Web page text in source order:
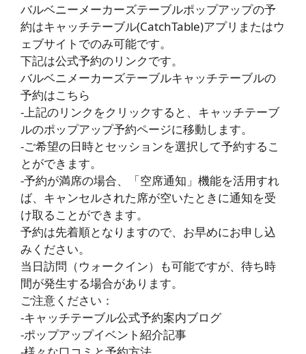
バルベニーメーカーズテーブルポップアップの予
約はキャッチテーブル(CatchTable)アプリまたはウ
ェブサイトでのみ可能です。
下記は公式予約のリンクです。
バルベニメーカーズテーブルキャッチテーブルの
予約はこちら
-上記のリンクをクリックすると、キャッチテーブ
ルのポップアップ予約ページに移動します。
-ご希望の日時とセッションを選択して予約するこ
とができます。
-予約が満席の場合、「空席通知」機能を活用すれ
ば、キャンセルされた席が空いたときに通知を受
け取ることができます。
予約は先着順となりますので、お早めにお申し込
みください。
当日訪問（ウォークイン）も可能ですが、待ち時
間が発生する場合があります。
ご注意ください：
-キャッチテーブル公式予約案内ブログ
-ポップアップイベント紹介記事